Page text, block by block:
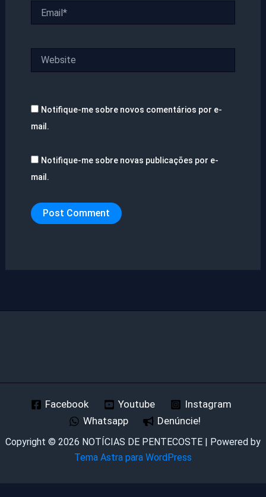
Notifique-me sobre novos comentários por e-
mail.
Notifique-me sobre novas publicações por e-
mail.
Facebook Youtube
Instagram
Whatsapp
Denúncie!
Copyright © 2026 NOTÍCIAS DE PENTECOSTE | Powered by
Tema Astra para WordPress